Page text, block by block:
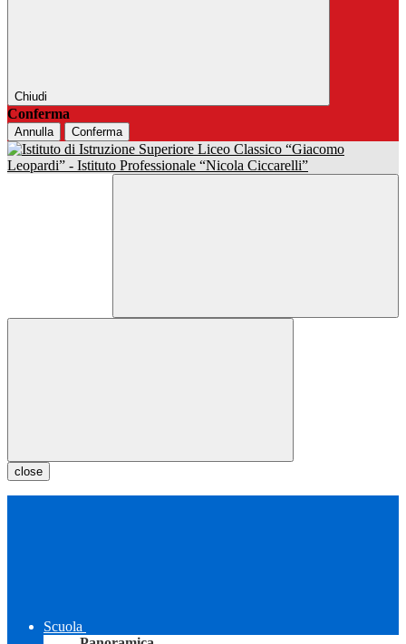
Chiudi
Conferma
Annulla Conferma
close
Scuola